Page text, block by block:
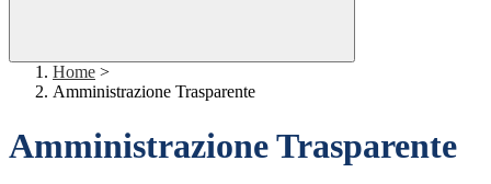
Home >
Amministrazione Trasparente
Amministrazione Trasparente